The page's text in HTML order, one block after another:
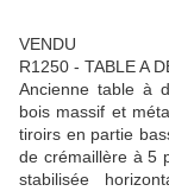
VENDU
R1250 - TABLE A
Ancienne table à
bois massif et
tiroirs en partie
de crémaillère à 5
stabilisée